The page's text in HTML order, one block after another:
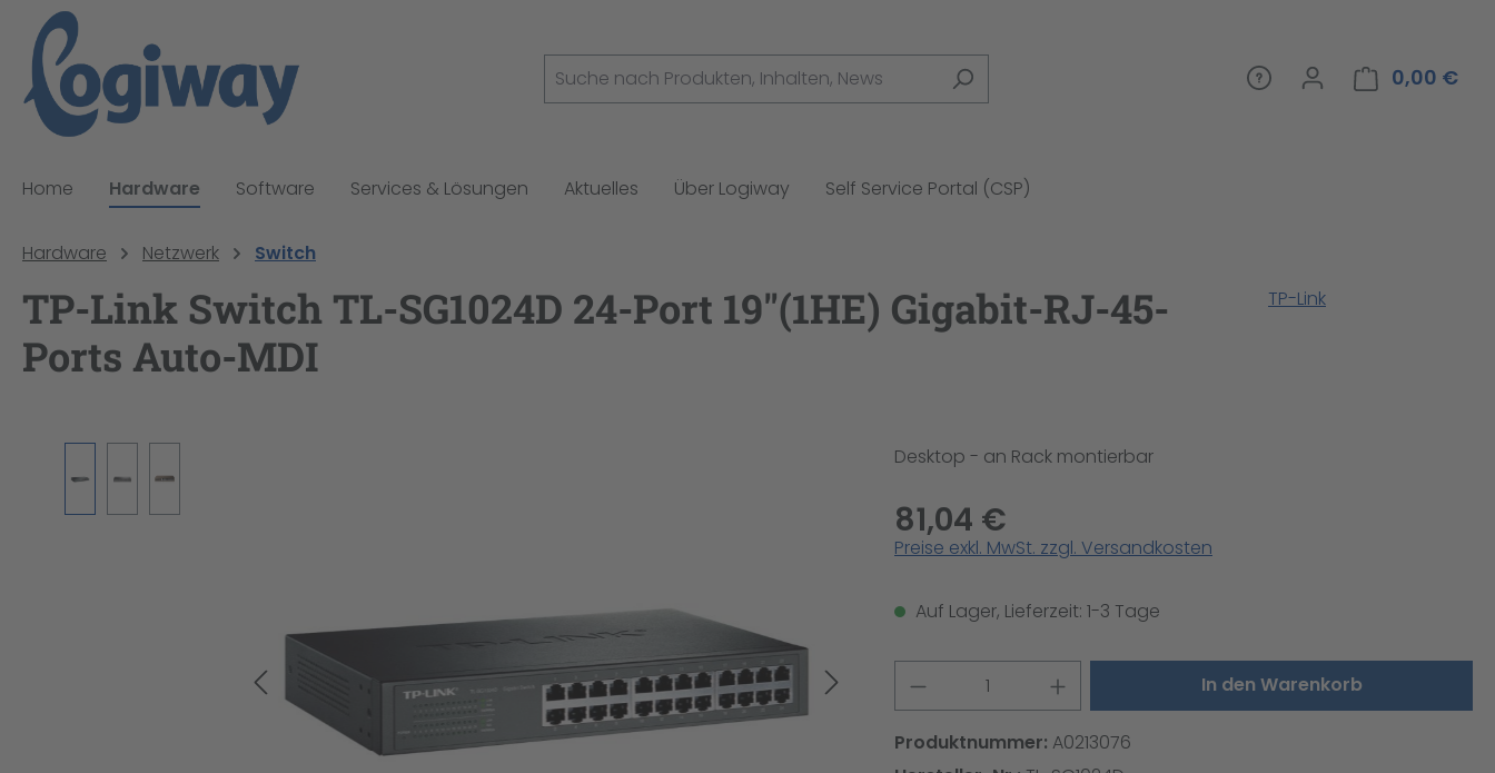
0,00 €
Home Hardware Software Services & Lösungen Aktuelles Über Logiway Self Service Portal (CSP)
Hardware Netzwerk Switch
TP-Link Switch TL-SG1024D 24-Port 19"(1HE) Gigabit-RJ-45-
Ports Auto-MDI
TP-Link
Desktop - an Rack montierbar
81,04 €
Preise exkl. MwSt. zzgl. Versandkosten
Auf Lager, Lieferzeit: 1-3 Tage
Produkt Anzahl: Gib den gewünschten
In den Warenkorb
Produktnummer: A0213076